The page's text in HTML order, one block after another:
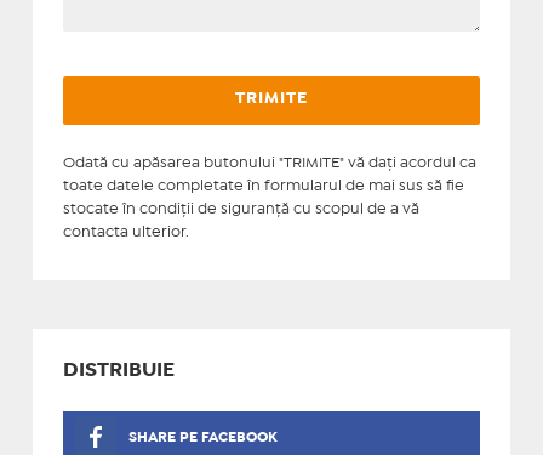
Odată cu apăsarea butonului "TRIMITE" vă daţi acordul ca
toate datele completate în formularul de mai sus să fie
stocate în condiţii de siguranţă cu scopul de a vă
contacta ulterior.
DISTRIBUIE
SHARE PE FACEBOOK